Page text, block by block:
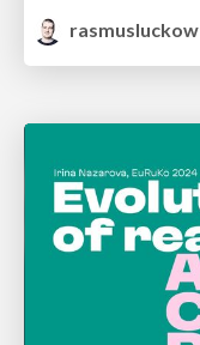
rasmusluckow